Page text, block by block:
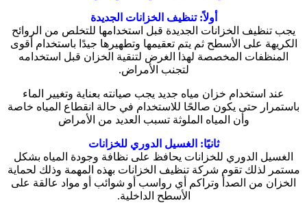
أولاً: تنظيف الخزانات الجديدة
يجب تنظيف الخزانات الجديدة قبل استخدامها للتخلص من الروائح
الكريهة على الأسطح ثم يتم تعقيمها وتطهيرها جيدًا باستخدام أقوى
المنظفات المخصصة لهذا الغرض لتنقية الخزان قبل استخدامه
لتجنب الأمراض.
عند استخدام خزان مياه جديد يجب صيانته بعناية وتغيير الماء
باستمرار حتى يكون صالحًا للاستخدام في حالة انقطاع المياه خاصة
وأن المياه الملوثة تسبب العديد من الأمراض
ثانيًا: الغسيل الدوري للخزانات
الغسيل الدوري للخزانات يحافظ على نظافة وجودة المياه بشكل
مستمر لذلك تقوم شركة تنظيف الخزانات بهذه المهمة وذلك لحماية
الخزان من الصدأ وتراكم أي رواسب أو شوائب أو مواد عالقة على
الأسطح الداخلية.